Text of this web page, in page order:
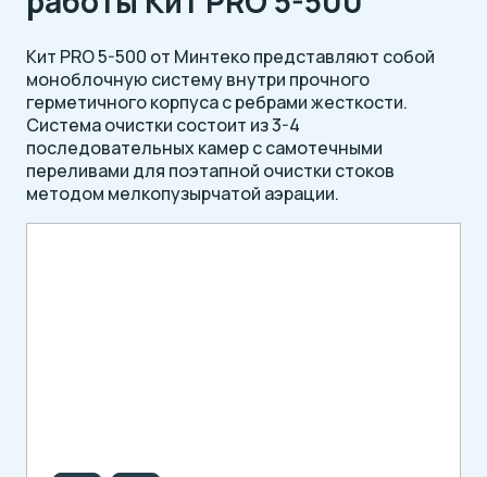
Кит PRO 5-500 от Минтеко представляют собой
моноблочную систему внутри прочного
герметичного корпуса с ребрами жесткости.
Система очистки состоит из 3-4
последовательных камер с самотечными
переливами для поэтапной очистки стоков
методом мелкопузырчатой аэрации.